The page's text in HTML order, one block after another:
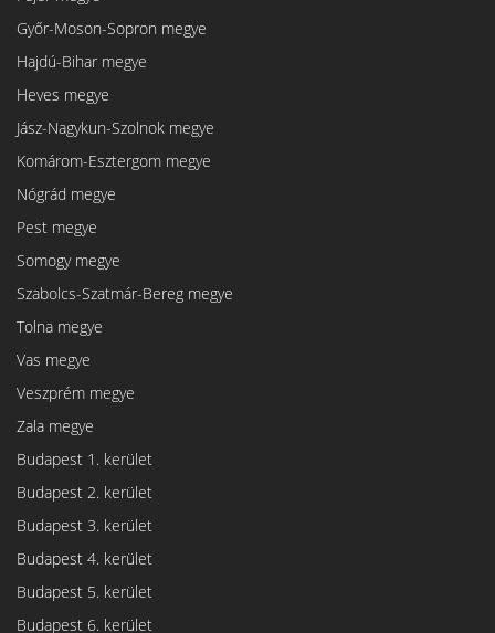
Győr-Moson-Sopron megye
Hajdú-Bihar megye
Heves megye
Jász-Nagykun-Szolnok megye
Komárom-Esztergom megye
Nógrád megye
Pest megye
Somogy megye
Szabolcs-Szatmár-Bereg megye
Tolna megye
Vas megye
Veszprém megye
Zala megye
Budapest 1. kerület
Budapest 2. kerület
Budapest 3. kerület
Budapest 4. kerület
Budapest 5. kerület
Budapest 6. kerület